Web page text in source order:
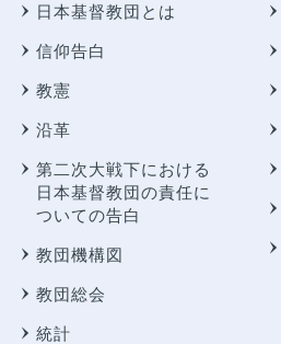
日本基督教団とは
信仰告白
教憲
沿革
第二次大戦下における
日本基督教団の責任に
ついての告白
教団機構図
教団総会
統計